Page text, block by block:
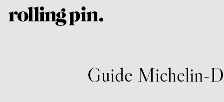
Guide Michelin-